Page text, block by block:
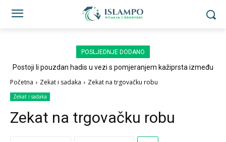
POSLJEDNJE DODANO
Postoji li pouzdan hadis u vezi s pomjeranjem kažiprsta između
Početna Zekat i sadaka Zekat na trgovačku robu
Zekat i sadaka
Zekat na trgovačku robu